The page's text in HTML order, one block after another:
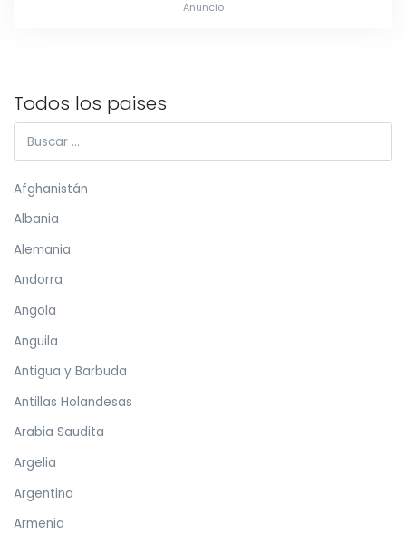
Anuncio
Todos los paises
Afghanistán
Albania
Alemania
Andorra
Angola
Anguila
Antigua y Barbuda
Antillas Holandesas
Arabia Saudita
Argelia
Argentina
Armenia